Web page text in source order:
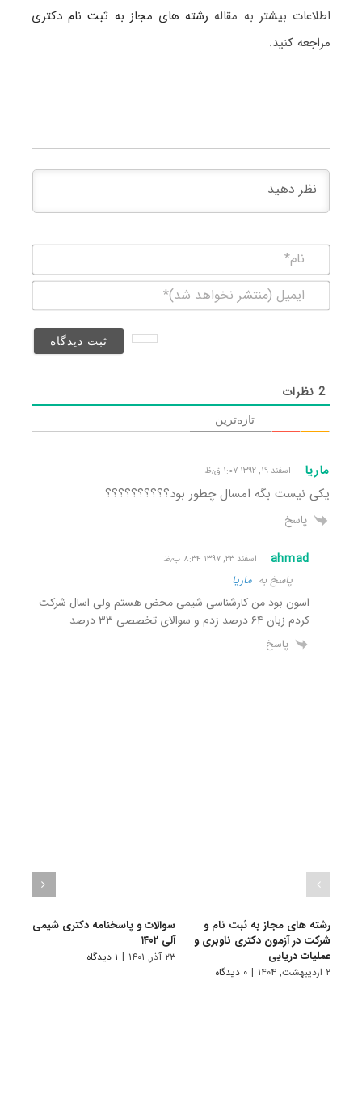
اطلاعات بیشتر به مقاله رشته های مجاز به ثبت نام دکتری
مراجعه کنید.
(منتشر
2نظرات
تازه‌ترین
ماریا اسفند ۱۹, ۱۳۹۲ ۱:۰۷ ق٫ظ
یکی نیست بگه امسال چطور بود؟؟؟؟؟؟؟؟؟؟
پاسخ
ahmad اسفند ۲۳, ۱۳۹۷ ۸:۳۴ ب٫ظ
پاسخ به ماریا
اسون بود من کارشناسی شیمی محض هستم ولی اسال شرکت
کردم زبان ۶۴ درصد زدم و سوالای تخصصی ۳۳ درصد
پاسخ
رشته های مجاز به ثبت نام و
شرکت در آزمون دکتری ناوبری و
عملیات دریایی
۲ اردیبهشت, ۱۴۰۴ | ۰ دیدگاه
سوالات و پاسخنامه دکتری شیمی
آلی ۱۴۰۲
۲۳ آذر, ۱۴۰۱ | ۱ دیدگاه